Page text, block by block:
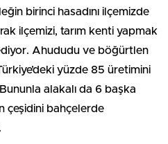
birinci hasadını ilçemizde
ilçemizi, tarım kenti yapmak
Ahududu ve böğürtlen
yüzde 85 üretimini
alakalı da 6 başka
çeşidini bahçelerde